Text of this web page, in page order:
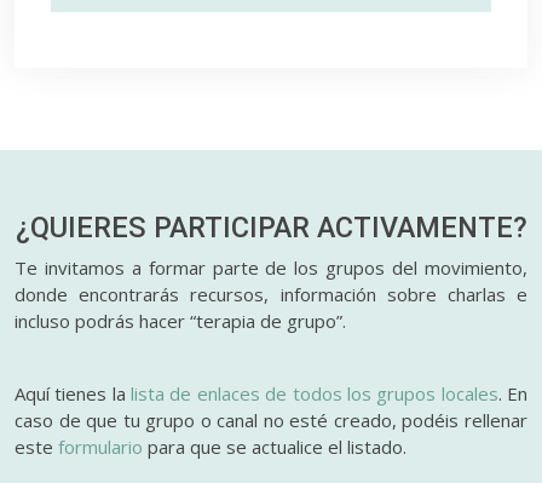
¿QUIERES PARTICIPAR ACTIVAMENTE?
Te invitamos a formar parte de los grupos del movimiento,
donde encontrarás recursos, información sobre charlas e
incluso podrás hacer “terapia de grupo”.
Aquí tienes lalista de enlaces de todos los grupos locales. En
caso de que tu grupo o canal no esté creado, podéis rellenar
este formulario para que se actualice el listado.